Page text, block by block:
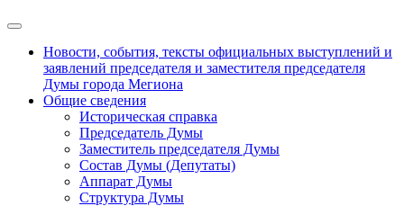
Новости, события, тексты официальных выступлений и
заявлений председателя и заместителя председателя
Думы города Мегиона
Общие сведения
Историческая справка
Председатель Думы
Заместитель председателя Думы
Состав Думы (Депутаты)
Аппарат Думы
Структура Думы